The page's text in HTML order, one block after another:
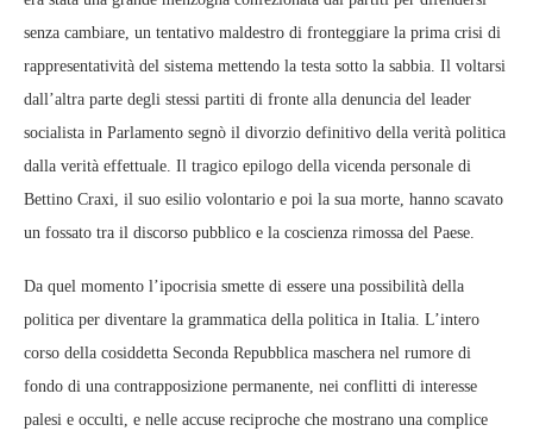
senza cambiare, un tentativo maldestro di fronteggiare la prima crisi di
rappresentatività del sistema mettendo la testa sotto la sabbia. Il voltarsi
dall’altra parte degli stessi partiti di fronte alla denuncia del leader
socialista in Parlamento segnò il divorzio definitivo della verità politica
dalla verità effettuale. Il tragico epilogo della vicenda personale di
Bettino Craxi, il suo esilio volontario e poi la sua morte, hanno scavato
un fossato tra il discorso pubblico e la coscienza rimossa del Paese.
Da quel momento l’ipocrisia smette di essere una possibilità della
politica per diventare la grammatica della politica in Italia. L’intero
corso della cosiddetta Seconda Repubblica maschera nel rumore di
fondo di una contrapposizione permanente, nei conflitti di interesse
palesi e occulti, e nelle accuse reciproche che mostrano una complice